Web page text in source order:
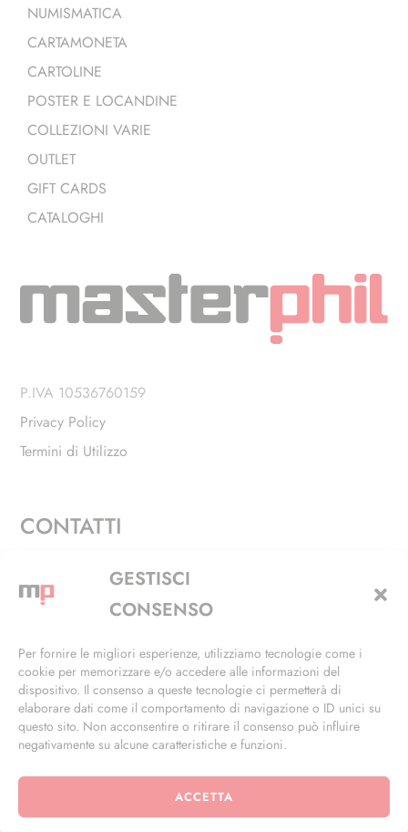
GESTISCI
CONSENSO
Per fornire le migliori esperienze, utilizziamo tecnologie come i
cookie per memorizzare e/o accedere alle informazioni del
dispositivo. Il consenso a queste tecnologie ci permetterà di
elaborare dati come il comportamento di navigazione o ID unici su
questo sito. Non acconsentire o ritirare il consenso può influire
negativamente su alcune caratteristiche e funzioni.
ACCETTA
NUMISMATICA
CARTAMONETA
CARTOLINE
POSTER E LOCANDINE
COLLEZIONI VARIE
OUTLET
GIFT CARDS
CATALOGHI
P.IVA 10536760159
Privacy Policy
Termini di Utilizzo
CONTATTI
Via Alfieri, 27 - Trezzano Sul Naviglio (MI)
+39 02 4846 3155
info@masterphil.it